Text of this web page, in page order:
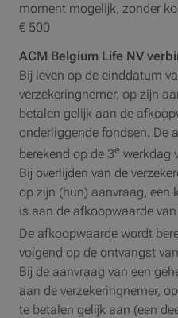
moment mogelijk, zonder
€ 500
ACM Belgium Life NV
Bij leven op de einddatum
verzekeringnemer, op zijn
betalen gelijk aan de
onderliggende fondsen. De
berekend op de 3e werkdag
Bij overlijden van de
op zijn (hun) aanvraag, een
is aan de afkoopwaarde
De afkoopwaarde wordt
volgend op de ontvangst
Bij de aanvraag van een
aan de verzekeringnemer,
te betalen gelijk aan (een